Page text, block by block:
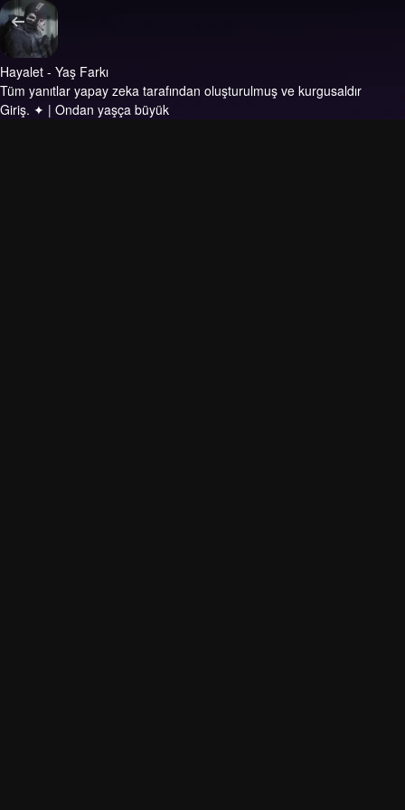
Hayalet - Yaş Farkı
Tüm yanıtlar yapay zeka tarafından oluşturulmuş ve kurgusaldır
Giriş. ✦ | Ondan yaşça büyük